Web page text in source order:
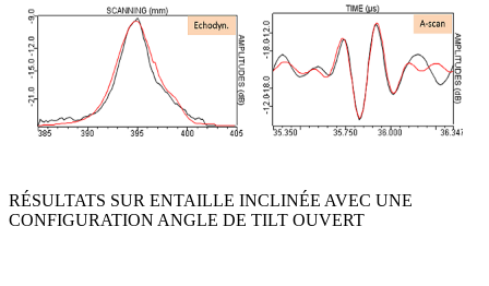
RÉSULTATS SUR ENTAILLE INCLINÉE AVEC UNE
CONFIGURATION ANGLE DE TILT OUVERT